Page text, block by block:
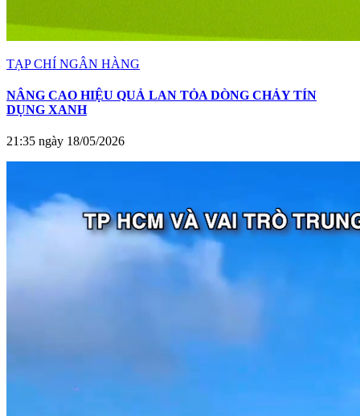
TẠP CHÍ NGÂN HÀNG
NÂNG CAO HIỆU QUẢ LAN TỎA DÒNG CHẢY TÍN
DỤNG XANH
21:35 ngày 18/05/2026